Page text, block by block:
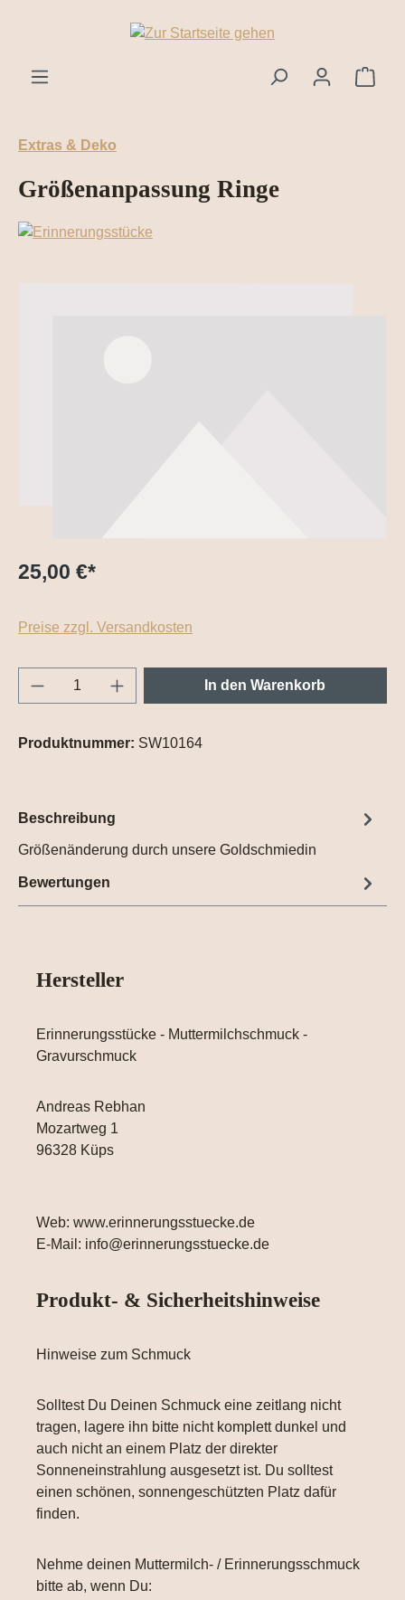
Zum Hauptinhalt springen
Extras & Deko
Größenanpassung Ringe
25,00 €*
Preise zzgl. Versandkosten
Produkt Anzahl: Gib den gewünschten
In den Warenkorb
Produktnummer: SW10164
Beschreibung
Größenänderung durch unsere Goldschmiedin
Bewertungen
Hersteller
Erinnerungsstücke - Muttermilchschmuck -
Gravurschmuck
Andreas Rebhan
Mozartweg 1
96328 Küps
Web: www.erinnerungsstuecke.de
E-Mail: info@erinnerungsstuecke.de
Produkt- & Sicherheitshinweise
Hinweise zum Schmuck
Solltest Du Deinen Schmuck eine zeitlang nicht
tragen, lagere ihn bitte nicht komplett dunkel und
auch nicht an einem Platz der direkter
Sonneneinstrahlung ausgesetzt ist. Du solltest
einen schönen, sonnengeschützten Platz dafür
finden.
Nehme deinen Muttermilch- / Erinnerungsschmuck
bitte ab, wenn Du: